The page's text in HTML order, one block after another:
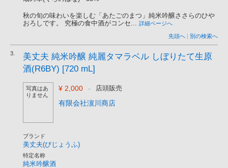
秋の旬の味わいを楽しむ「あたごのまつ」純米吟醸ささらのひや
おろしです。 究極の食中酒がコンセ... 詳細ページへ
先頭へ | 別の検索へ
3.
美丈夫 純米吟醸 純麗タマラベル しぼりたて生原
酒(R6BY) [720 mL]
写真はあ
りません
¥ 2,000 - 店頭販売
有限会社濵川商店
ブランド
美丈夫(びじょうふ)
特定名称
純米吟醸酒